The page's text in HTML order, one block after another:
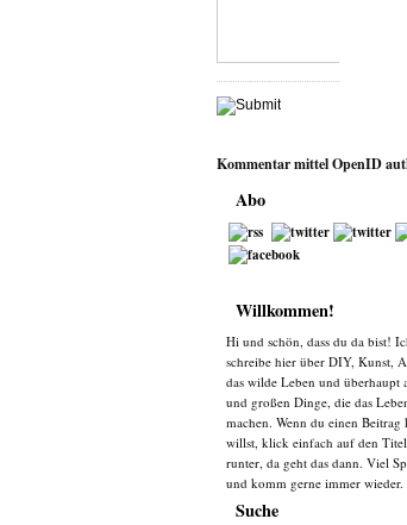
Kommentar mittelOpenID
Abo
Willkommen!
Hi und schön, dass du da bist!
schreibe hier über DIY, Kunst,
das wilde Leben und überhaupt
und großen Dinge, die das
machen. Wenn du einen Beitrag
willst, klick einfach auf den
runter, da geht das dann. Viel
und komm gerne immer wieder.
Suche